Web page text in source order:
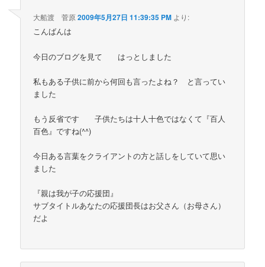
大船渡 菅原2009年5月27日 11:39:35 PM より:
こんばんは
今日のブログを見て はっとしました
私もある子供に前から何回も言ったよね？ と言ってい
ました
もう反省です 子供たちは十人十色ではなくて『百人
百色』ですね(^^)
今日ある言葉をクライアントの方と話しをしていて思い
ました
『親は我が子の応援団』
サブタイトルあなたの応援団長はお父さん（お母さん）
だよ